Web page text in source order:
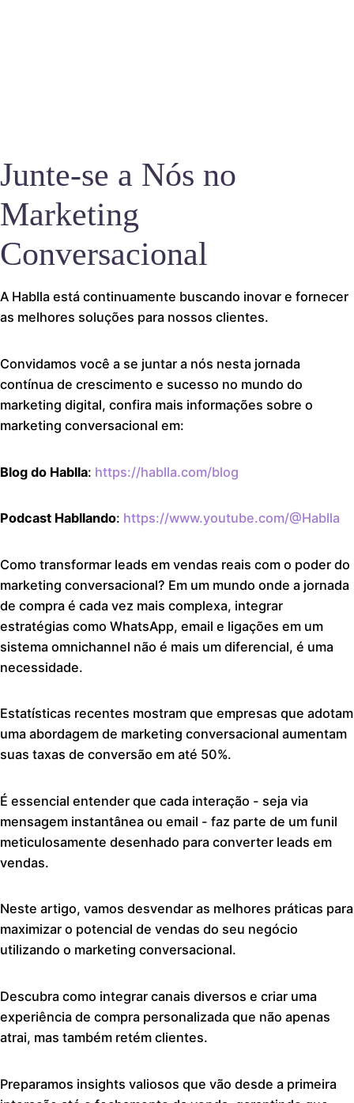
Junte-se a Nós no
Marketing
Conversacional
A Hablla está continuamente buscando inovar e fornecer
as melhores soluções para nossos clientes.
Convidamos você a se juntar a nós nesta jornada
contínua de crescimento e sucesso no mundo do
marketing digital, confira mais informações sobre o
marketing conversacional em:
Blog do Hablla: https://hablla.com/blog
Podcast Habllando: https://www.youtube.com/@Hablla
Como transformar leads em vendas reais com o poder do
marketing conversacional? Em um mundo onde a jornada
de compra é cada vez mais complexa, integrar
estratégias como WhatsApp, email e ligações em um
sistema omnichannel não é mais um diferencial, é uma
necessidade.
Estatísticas recentes mostram que empresas que adotam
uma abordagem de marketing conversacional aumentam
suas taxas de conversão em até 50%.
É essencial entender que cada interação - seja via
mensagem instantânea ou email - faz parte de um funil
meticulosamente desenhado para converter leads em
vendas.
Neste artigo, vamos desvendar as melhores práticas para
maximizar o potencial de vendas do seu negócio
utilizando o marketing conversacional.
Descubra como integrar canais diversos e criar uma
experiência de compra personalizada que não apenas
atrai, mas também retém clientes.
Preparamos insights valiosos que vão desde a primeira